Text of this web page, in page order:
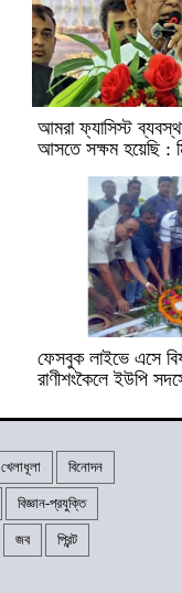
আমরা ফ্যাসিস্ট
আসতে সক্ষম হয়েছি :
ফেসবুক লাইভে এসে
রাণীশংকৈলে ইউপি
খেলাধূলা বিনোদন
বিজ্ঞান-প্রযুক্তি
জব প্রিন্ট